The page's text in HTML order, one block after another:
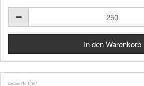
Bestell-Nr. 47167